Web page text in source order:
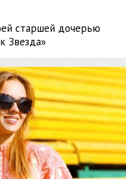
старшей дочерью
Звезда»